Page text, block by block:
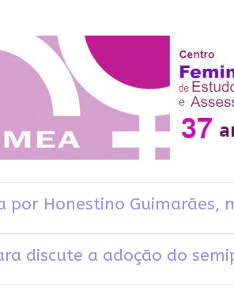
por Honestino
discute a adoção do